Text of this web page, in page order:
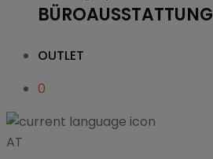
BÜROAUSSTATTUNG
OUTLET
0
AT